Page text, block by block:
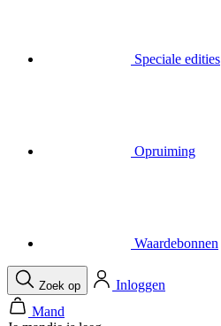
Speciale edities
Opruiming
Waardebonnen
Zoek op
Inloggen
Mand